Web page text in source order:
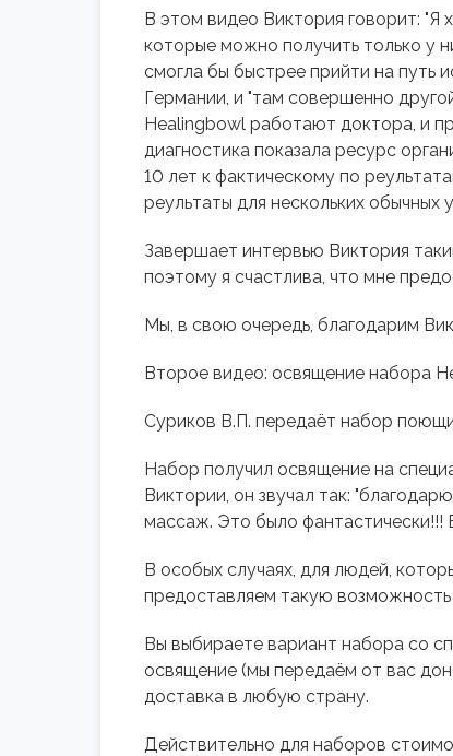
В этом видео Виктория говорит: "Я
которые можно получить только у
смогла бы быстрее прийти на путь
Германии, и "там совершенно
Healingbowl работают доктора, и
диагностика показала ресурс
10 лет к фактическому по
реультаты для нескольких обычных
Завершает интервью Виктория
поэтому я счастлива, что мне
Мы, в свою очередь, благодарим
Второе видео: освящение набора
Суриков В.П. передаёт набор
Набор получил освящение на
Виктории, он звучал так:
массаж. Это было фантастически!!!
В особых случаях, для людей,
предоставляем такую
Вы выбираете вариант набора со
освящение (мы передаём от вас
доставка в любую страну.
Действительно для наборов